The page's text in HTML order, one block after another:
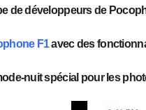
de développeurs de
F1avec des
nuit spécial pour les